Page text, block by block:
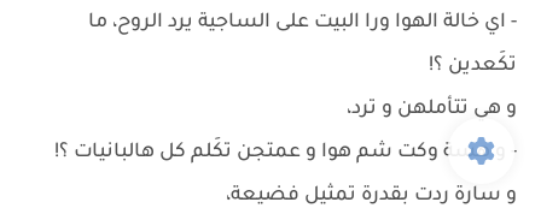
- اي خالة الهوا ورا البيت على الساجية يرد الروح، ما
تكَعدين ؟!
و هي تتأملهن و ترد،
- و هسة وكت شم هوا و عمتجن تكَلم كل هالبانيات ؟!
و سارة ردت بقدرة تمثيل فضيعة،